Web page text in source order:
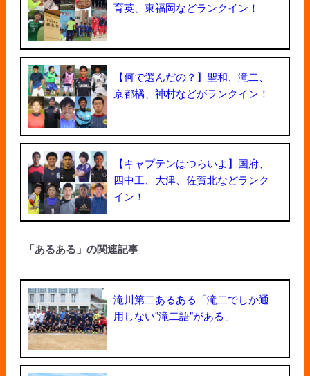
育英、東福岡などランクイン！
【何で選んだの？】聖和、滝二、
京都橘、神村などがランクイン！
【キャプテンはつらいよ】国府、
四中工、大津、佐賀北などランク
イン！
「あるある」の関連記事
滝川第二あるある「滝二でしか通
用しない"滝二語"がある」